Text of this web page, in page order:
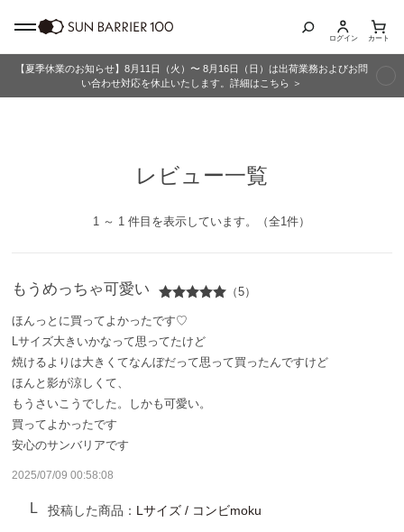
商品カテゴリ
メンズ
キッズ
サンバリア100について
ストーリー
ログイン カート
【夏季休業のお知らせ】8月11日（火）〜 8月16日（日）は出荷業務およびお問
い合わせ対応を休止いたします。詳細はこちら ＞
レビュー一覧
1 ～ 1 件目を表示しています。（全1件）
もうめっちゃ可愛い （5）
ほんっとに買ってよかったです♡
Lサイズ大きいかなって思ってたけど
焼けるよりは大きくてなんぼだって思って買ったんですけど
ほんと影が涼しくて、
もうさいこうでした。しかも可愛い。
買ってよかったです
安心のサンバリアです
2025/07/09 00:58:08
投稿した商品： Lサイズ / コンビmoku